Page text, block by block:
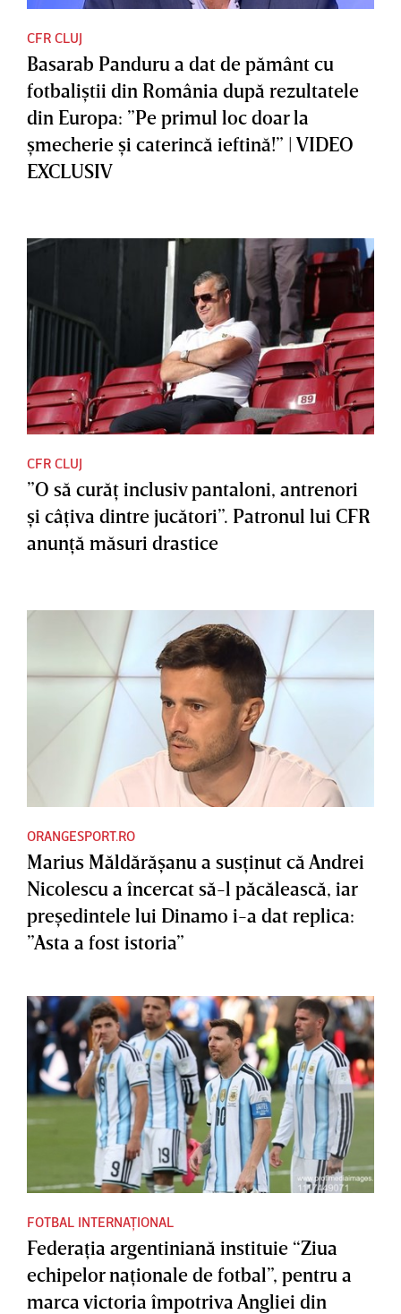
CFR CLUJ
Basarab Panduru a dat de pământ cu
fotbaliştii din România după rezultatele
din Europa: ”Pe primul loc doar la
şmecherie şi caterincă ieftină!” | VIDEO
EXCLUSIV
CFR CLUJ
”O să curăţ inclusiv pantaloni, antrenori
şi câţiva dintre jucători”. Patronul lui CFR
anunţă măsuri drastice
ORANGESPORT.RO
Marius Măldărăşanu a susţinut că Andrei
Nicolescu a încercat să-l păcălească, iar
preşedintele lui Dinamo i-a dat replica:
”Asta a fost istoria”
FOTBAL INTERNAȚIONAL
Federaţia argentiniană instituie “Ziua
echipelor naţionale de fotbal”, pentru a
marca victoria împotriva Angliei din